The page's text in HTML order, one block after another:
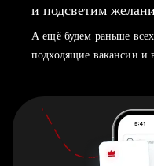
и подсветим
А ещё будем раньше
подходящие вакансии и